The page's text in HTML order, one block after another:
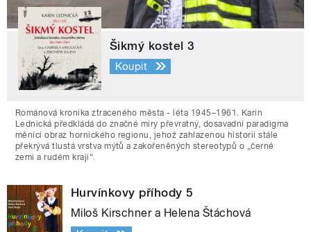
Šikmý kostel 3
Koupit
Románová kronika ztraceného města - léta 1945–1961. Karin
Lednická předkládá do značné míry převratný, dosavadní paradigma
měnící obraz hornického regionu, jehož zahlazenou historii stále
překrývá tlustá vrstva mýtů a zakořeněných stereotypů o „černé
zemi a rudém kraji“.
Hurvínkovy příhody 5
Miloš Kirschner a Helena Štáchová